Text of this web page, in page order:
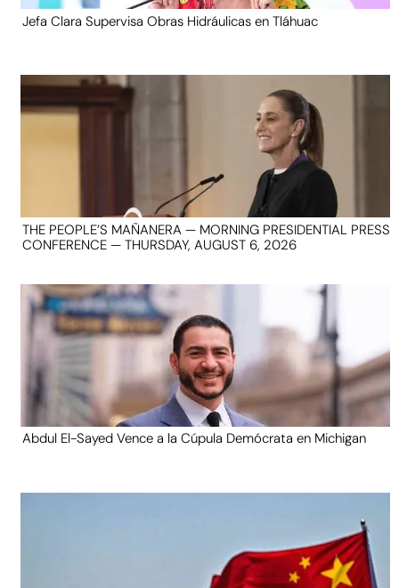
Jefa Clara Supervisa Obras Hidráulicas en Tláhuac
THE PEOPLE’S MAÑANERA — MORNING PRESIDENTIAL PRESS
CONFERENCE — THURSDAY, AUGUST 6, 2026
Abdul El-Sayed Vence a la Cúpula Demócrata en Michigan